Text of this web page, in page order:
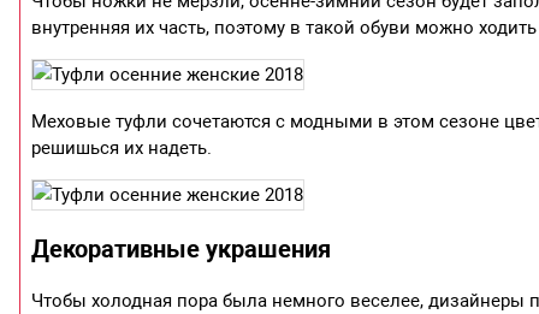
внутренняя их часть, поэтому в такой обуви можно
Меховые туфли сочетаются с модными в этом сезоне
решишься их надеть.
Декоративные украшения
Чтобы холодная пора была немного веселее,